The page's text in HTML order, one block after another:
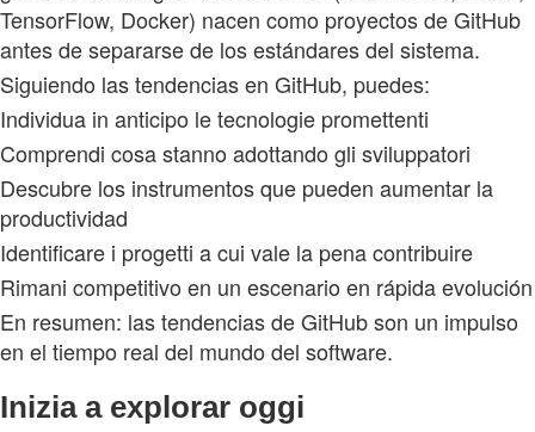
TensorFlow, Docker) nacen como proyectos de GitHub
antes de separarse de los estándares del sistema.
Siguiendo las tendencias en GitHub, puedes:
Individua in anticipo le tecnologie promettenti
Comprendi cosa stanno adottando gli sviluppatori
Descubre los instrumentos que pueden aumentar la
productividad
Identificare i progetti a cui vale la pena contribuire
Rimani competitivo en un escenario en rápida evolución
En resumen: las tendencias de GitHub son un impulso
en el tiempo real del mundo del software.
Inizia a explorar oggi